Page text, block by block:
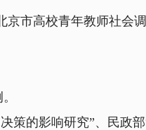
高校青年教师社会调
的影响研究”、民政